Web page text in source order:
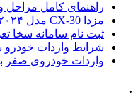
راهنمای کامل مراحل و
مزدا CX-30 مدل ۲۰۲۴ آفتاب خودرو؛ بررسی و مشخصات فنی
ثبت نام سامانه سخا
شرایط واردات خودرو
واردات خودروی صفر
.